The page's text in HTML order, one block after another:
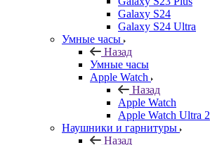
Galaxy S24
Galaxy S24 Ultra
Умные часы
Назад
Умные часы
Apple Watch
Назад
Apple Watch
Apple Watch Ultra 2
Наушники и гарнитуры
Назад